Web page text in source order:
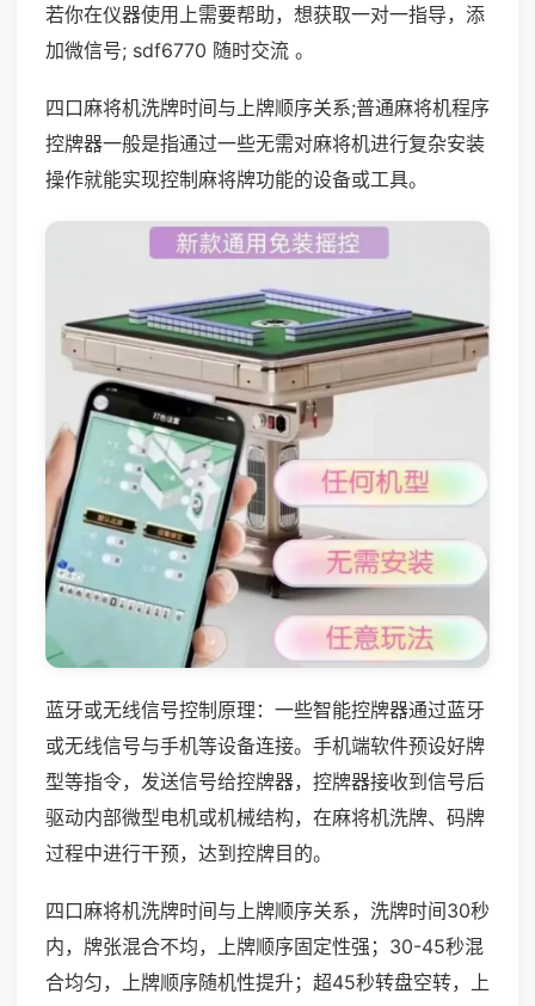
若你在仪器使用上需要帮助，想获取一对一指导，添
加微信号; sdf6770 随时交流 。
四口麻将机洗牌时间与上牌顺序关系;普通麻将机程序
控牌器一般是指通过一些无需对麻将机进行复杂安装
操作就能实现控制麻将牌功能的设备或工具。
蓝牙或无线信号控制原理：一些智能控牌器通过蓝牙
或无线信号与手机等设备连接。手机端软件预设好牌
型等指令，发送信号给控牌器，控牌器接收到信号后
驱动内部微型电机或机械结构，在麻将机洗牌、码牌
过程中进行干预，达到控牌目的。
四口麻将机洗牌时间与上牌顺序关系，洗牌时间30秒
内，牌张混合不均，上牌顺序固定性强；30-45秒混
合均匀，上牌顺序随机性提升；超45秒转盘空转，上